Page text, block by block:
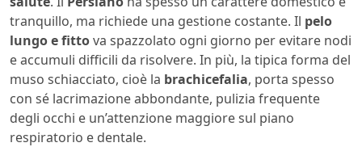
tranquillo, ma richiede una gestione costante. Il pelo
lungo e fittova spazzolato ogni giorno per evitare nodi
e accumuli difficili da risolvere. In più, la tipica forma del
muso schiacciato, cioè la brachicefalia, porta spesso
con sé lacrimazione abbondante, pulizia frequente
degli occhi e un’attenzione maggiore sul piano
respiratorio e dentale.